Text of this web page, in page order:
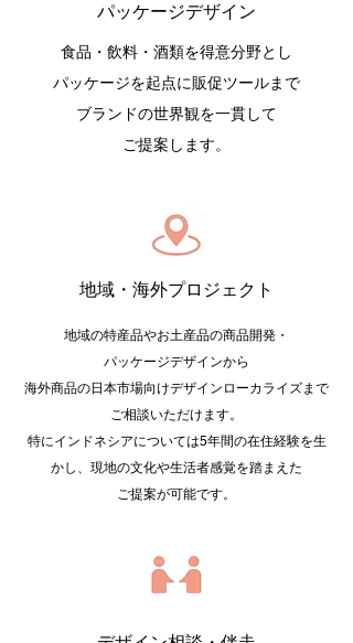
パッケージデザイン
食品・飲料・酒類を得意分野とし
パッケージを起点に販促ツールまで
ブランドの世界観を一貫して
ご提案します。
地域・海外プロジェクト
地域の特産品やお土産品の商品開発・
パッケージデザインから
海外商品の日本市場向けデザインローカライズまで
ご相談いただけます。
特にインドネシアについては5年間の在住経験を生
かし、現地の文化や生活者感覚を踏まえた
ご提案が可能です。